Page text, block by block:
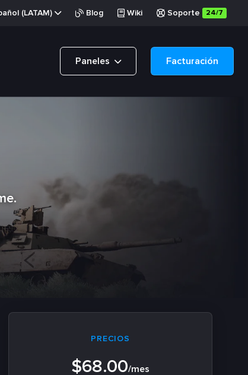
(LATAM) Blog Wiki Soporte 24/7
Paneles Facturación
PRECIOS
$68.00/mes